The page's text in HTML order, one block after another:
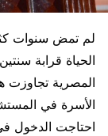
لم تمض سنوات
الحياة قرابة
المصرية تجاوزت
الأسرة في
احتاجت الدخول